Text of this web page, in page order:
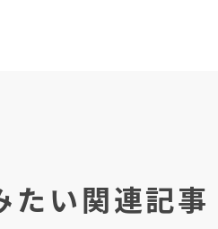
たい関連記事